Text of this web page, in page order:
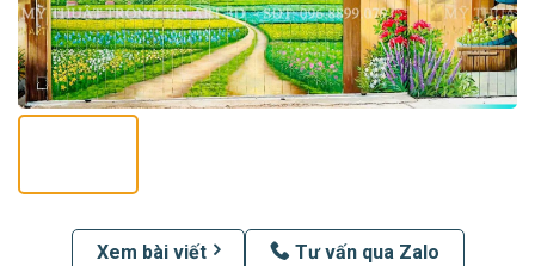
Xem bài viết Tư vấn qua Zalo